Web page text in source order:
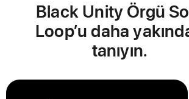
Black Unity Örgü
Loop’u daha
tanıyın.